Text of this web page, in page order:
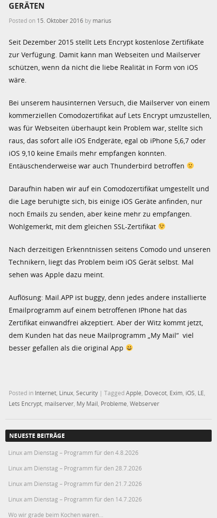
GERÄTEN
Posted on 15. Oktober 2016 by marius
Seit Dezember 2015 stellt Lets Encrypt kostenlose Zertifikate
zur Verfügung. Damit kann man Webseiten und Mailserver
schützen, wenn da nicht die liebe Realität in Form von iOS
wäre.
Bei unserem hausinternen Versuch, die Mailserver von einem
kommerziellen Comodozertifikat auf Lets Encrypt umzustellen,
was für Webseiten überhaupt kein Problem war, stellte sich
raus, das sofort alle iOS Endgeräte, egal ob iPhone 5,6,7 oder
iOS 9,10 keine Emails mehr empfangen konnten.
Entäuschenderweise war auch Thunderbird betroffen
Daraufhin haben wir auf ein Comodozertifikat umgestellt und
die Lage beruhigte sich, bis einige iOS Geräte anfinden, nur
noch Emails zu senden, aber keine mehr zu empfangen.
Wohlgemerkt, mit dem gleichen SSL-Zertifikat
Nach derzeitigen Erkenntnissen seitens Comodo und unseren
Technikern, liegt das Problem beim iOS Gerät selbst. Mal
sehen was Apple dazu meint.
Auflösung: Mail.APP ist buggy, denn jedes andere installierte
Emailprogramm auf einem betroffenen IPhone hat das
Zertifikat einwandfrei akzeptiert. Aber der Witz kommt jetzt,
dem Kunden hat das neue Mailprogramm „My Mail“ viel
besser gefallen als die original App
Posted in Internet Linux ,Security |TaggedApple Dovecot Exim iOS LE
Lets Encrypt mailserver My Mail Probleme ,Webserver
NEUESTE BEITRÄGE
Linux am Dienstag – Programm für den 4.8.2026
Linux am Dienstag – Programm für den 28.7.2026
Linux am Dienstag – Programm für den 21.7.2026
Linux am Dienstag – Programm für den 14.7.2026
Wo wir grade beim Kochen waren…